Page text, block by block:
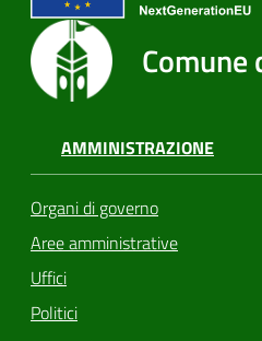
Comune
AMMINISTRAZIONE
Organi di governo
Aree amministrative
Uffici
Politici